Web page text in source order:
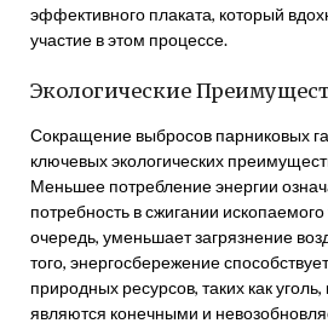
эффективного плаката, который
участие в этом процессе.
Экологические
Сокращение выбросов парниковых
ключевых экологических
Меньшее потребление энергии
потребность в сжигании
очередь, уменьшает загрязнение
того, энергосбережение
природных ресурсов, таких как
являются конечными и